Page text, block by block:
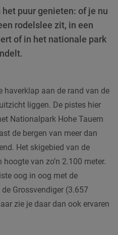
het puur genieten: of je nu
rodelslee zit, in een
of in het nationale park
haverklap aan de rand van de
liggen. De pistes hier
Nationalpark Hohe Tauern
de bergen van meer dan
Het skigebied van de
van zo’n 2.100 meter.
oog in oog met de
Grossvendiger (3.657
zie je daar dan ook ervaren